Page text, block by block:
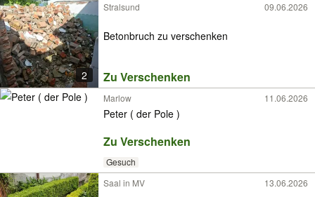
2
Stralsund 09.06.2026
Betonbruch zu verschenken
Zu Verschenken
Marlow 11.06.2026
Peter ( der Pole )
Zu Verschenken
Gesuch
Saal in MV 13.06.2026